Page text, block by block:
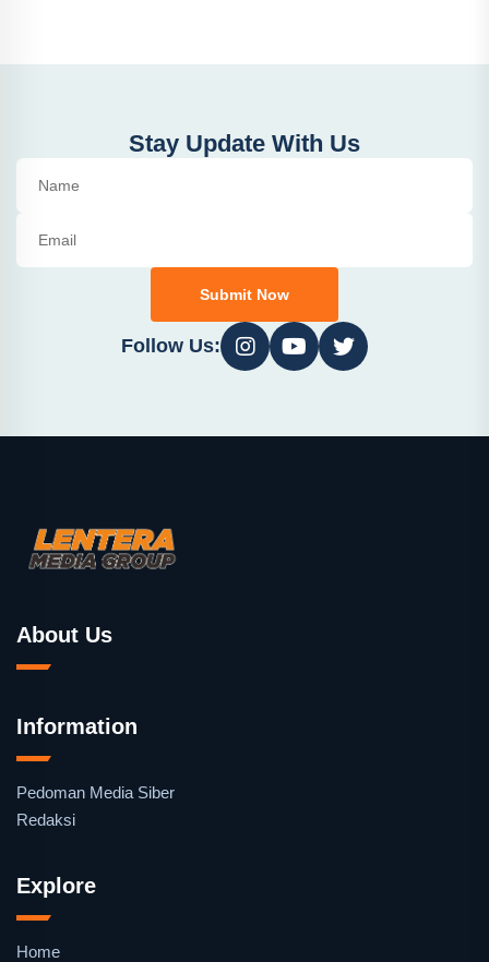
Stay Update With Us
Submit Now
Follow Us:
About Us
Information
Pedoman Media Siber
Redaksi
Explore
Home